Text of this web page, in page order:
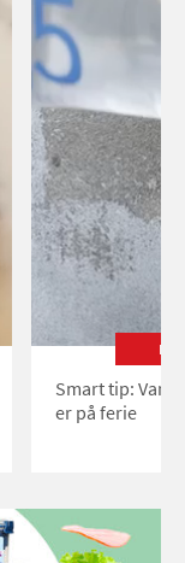
Smart tip:
er på ferie